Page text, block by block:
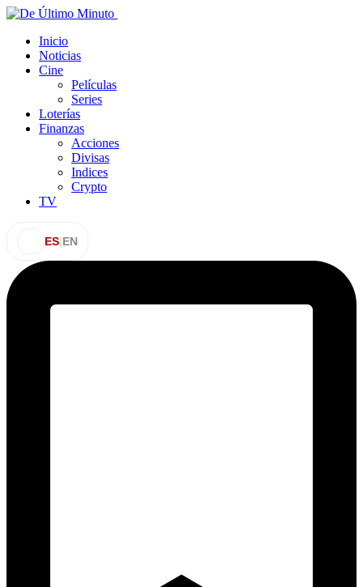
Inicio
Noticias
Cine
Películas
Series
Loterías
Finanzas
Acciones
Divisas
Indices
Crypto
TV
ES|EN